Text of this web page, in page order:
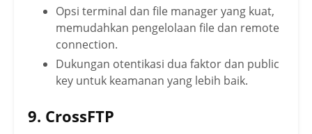
Opsi terminal dan file manager yang kuat,
memudahkan pengelolaan file dan remote
connection.
Dukungan otentikasi dua faktor dan public
key untuk keamanan yang lebih baik.
9. CrossFTP